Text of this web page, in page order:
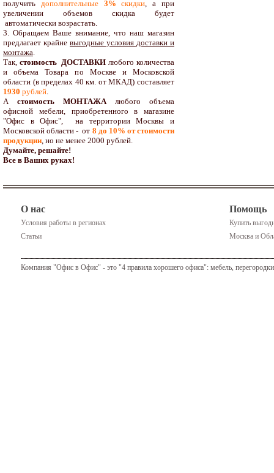
получить дополнительные3% скидки, а при
увеличении объемов скидка будет
автоматически возрастать.
3. Обращаем Ваше внимание, что наш магазин
предлагает крайне выгодные условия доставки и
монтажа.
Так, стоимость ДОСТАВКИлюбого количества
и объема Товара по Москве и Московской
области (в пределах 40 км. от МКАД) составляет
1930 рублей.
А стоимость МОНТАЖАлюбого объема
офисной мебели, приобретенного в магазине
"Офис в Офис", на территории Москвы и
Московской области - от 8 до 10% от стоимости
продукции, но не менее 2000 рублей.
Думайте, решайте!
Все в Ваших руках!
О нас
Условия работы в регионах
Статьи
Помощь
Купить
Москва и
Компания "Офис в Офис" - это "4 правила хорошего офиса": мебель,